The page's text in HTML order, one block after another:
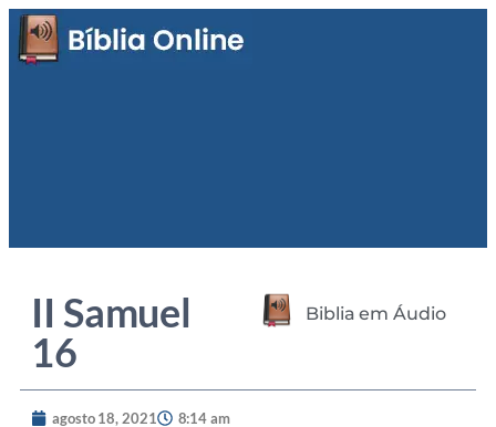
II Samuel
16
Biblia em Áudio
agosto 18, 2021 8:14 am